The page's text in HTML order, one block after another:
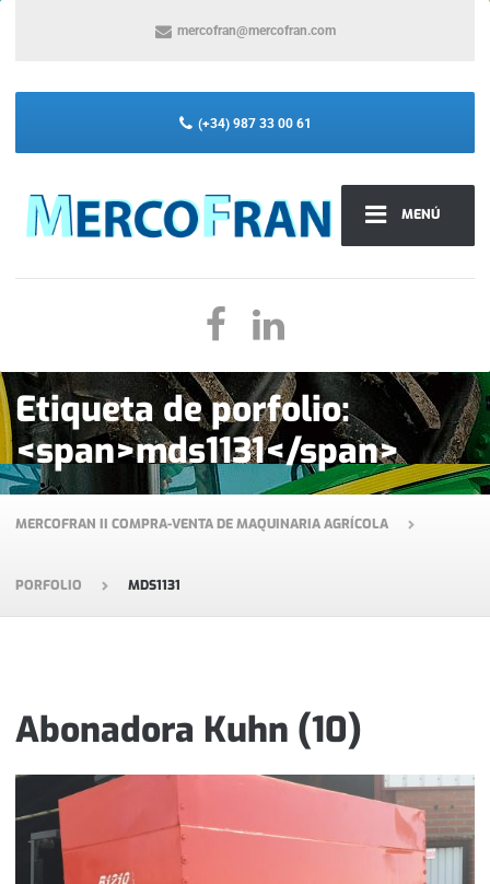
MENÚ
mercofran@mercofran.com
(+34) 987 33 00 61
Etiqueta de porfolio:
<span>mds1131</span>
MERCOFRAN II COMPRA-VENTA DE MAQUINARIA AGRÍCOLA
PORFOLIO MDS1131
Abonadora Kuhn (10)